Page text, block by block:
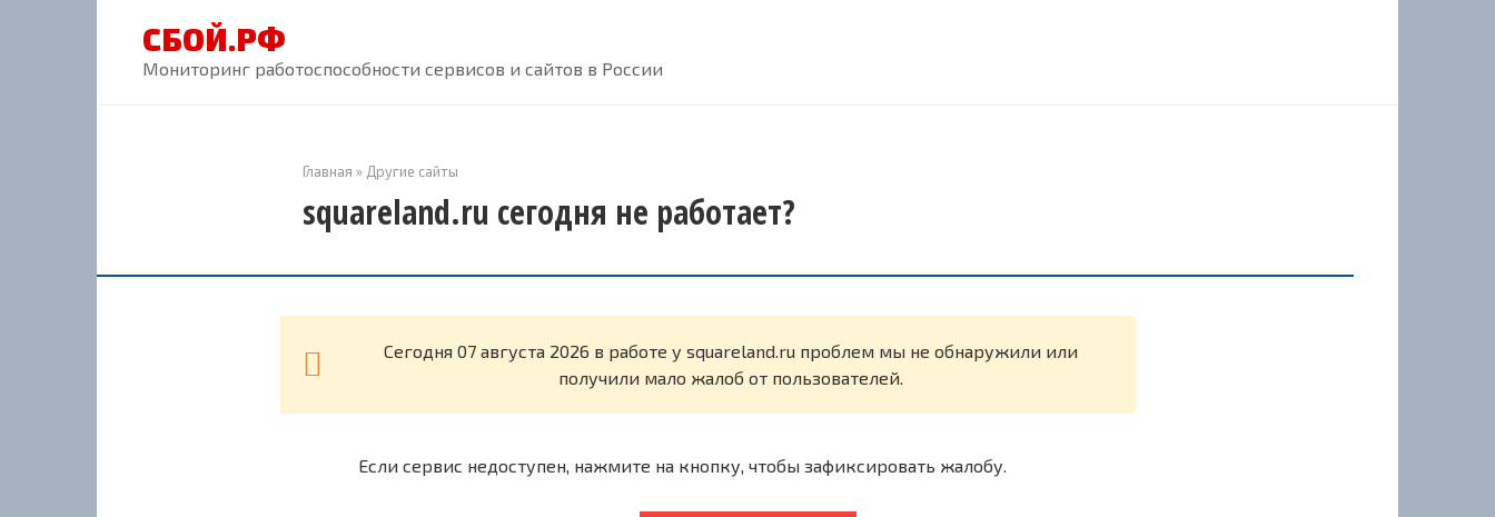
СБОЙ.РФ
Мониторинг работоспособности сервисов и сайтов в России
Главная » Другие сайты
squareland.ru сегодня не работает?
Cегодня 07 августа 2026 в работе у squareland.ru проблем мы не обнаружили или
получили мало жалоб от пользователей.
Если сервис недоступен, нажмите на кнопку, чтобы зафиксировать жалобу.